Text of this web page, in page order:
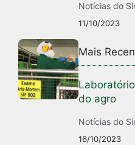
Notícias do
11/10/2023
Mais
do agro
Notícias do
16/10/2023